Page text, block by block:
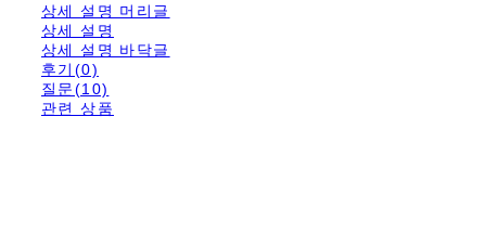
상세 설명 머리글
상세 설명
상세 설명 바닥글
후기(0)
질문(10)
관련 상품